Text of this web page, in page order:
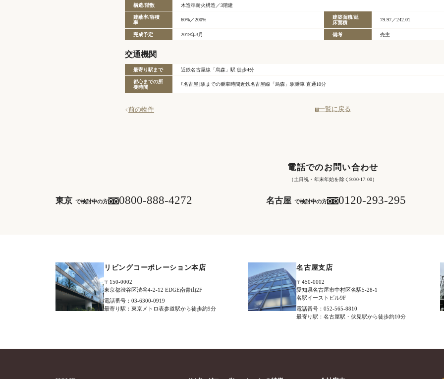
構造/階数 木造準耐火構造／3階建
建蔽率/容積
率
60%／200%
建築面積/延
床面積
79.97／242.01
完成予定 2019年3月 備考 売主
交通機関
最寄り駅まで 近鉄名古屋線「烏森」駅 徒歩4分
都心までの所
要時間
｢名古屋｣駅までの乗車時間近鉄名古屋線「烏森」駅乗車 直通10分
前の物件 一覧に戻る
電話でのお問い合わせ
（土日祝・年末年始を除く9:00-17:00）
東京 で検討中の方 0800-888-4272 名古屋 で検討中の方 0120-293-295
リビングコーポレーション本店
〒150-0002
東京都渋谷区渋谷4-2-12 EDGE南青山2F
電話番号：03-6300-0919
最寄り駅：東京メトロ表参道駅から徒歩約9分
名古屋支店
〒450-0002
愛知県名古屋市中村区名駅5-28-1
名駅イーストビル9F
電話番号：052-565-8810
最寄り駅：名古屋駅・伏見駅から徒歩約10分